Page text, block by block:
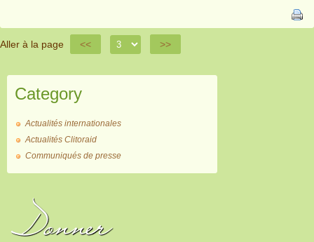
Aller à la page << >>
Category
Actualités internationales
Actualités Clitoraid
Communiqués de presse
Donner